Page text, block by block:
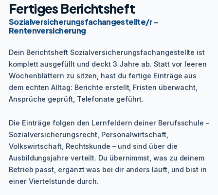
Fertiges Berichtsheft
Sozialversicherungsfachangestellte/r –
Rentenversicherung
Dein Berichtsheft Sozialversicherungsfachangestellte ist
komplett ausgefüllt und deckt 3 Jahre ab. Statt vor leeren
Wochenblättern zu sitzen, hast du fertige Einträge aus
dem echten Alltag: Berichte erstellt, Fristen überwacht,
Ansprüche geprüft, Telefonate geführt.
Die Einträge folgen den Lernfeldern deiner Berufsschule –
Sozialversicherungsrecht, Personalwirtschaft,
Volkswirtschaft, Rechtskunde – und sind über die
Ausbildungsjahre verteilt. Du übernimmst, was zu deinem
Betrieb passt, ergänzt was bei dir anders läuft, und bist in
einer Viertelstunde durch.